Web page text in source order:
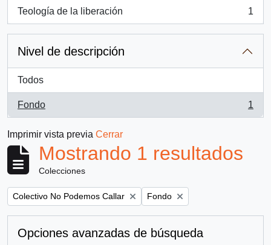
Teología de la liberación
, 1 resultados
1
Nivel de descripción
Todos
Fondo
, 1 resultados
1
Imprimir vista previa Cerrar
Mostrando 1 resultados
Colecciones
Remove filter:
Colectivo No Podemos Callar Remove filter:
Fondo
Opciones avanzadas de búsqueda